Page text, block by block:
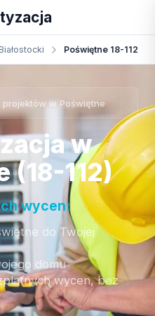
Białostocki Poświętne 18-112
w Poświętne
w
(18-112)
wycen:
do Twojej
domu
wycen, bez